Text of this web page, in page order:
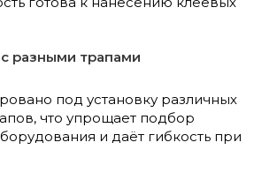
разными трапами
под установку различных
что упрощает подбор
и даёт гибкость при